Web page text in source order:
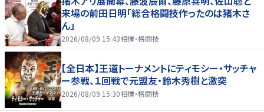
来場の前田日明「総合格闘技作ったのは猪木さ
ん」
2026/08/09 15:43相撲・格闘技
【全日本】王道トーナメントにティモシー・サッチャ
ー参戦、１回戦で元盟友・鈴木秀樹と激突
2026/08/09 15:30相撲・格闘技